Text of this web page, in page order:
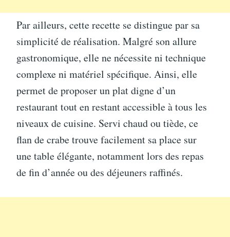
Par ailleurs, cette recette se distingue par sa
simplicité de réalisation. Malgré son allure
gastronomique, elle ne nécessite ni technique
complexe ni matériel spécifique. Ainsi, elle
permet de proposer un plat digne d’un
restaurant tout en restant accessible à tous les
niveaux de cuisine. Servi chaud ou tiède, ce
flan de crabe trouve facilement sa place sur
une table élégante, notamment lors des repas
de fin d’année ou des déjeuners raffinés.